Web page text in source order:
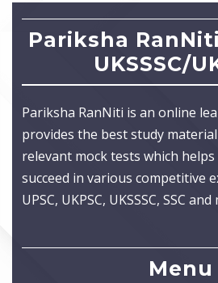
Pariksha
UKSSSC/
Pariksha RanNiti is an online
provides the best study
relevant mock tests which
succeed in various competitive
UPSC, UKPSC, UKSSSC, SSC
Menu